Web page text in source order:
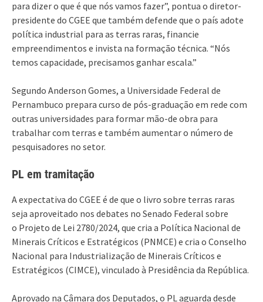
para dizer o que é que nós vamos fazer”, pontua o diretor-
presidente do CGEE que também defende que o país adote
política industrial para as terras raras, financie
empreendimentos e invista na formação técnica. “Nós
temos capacidade, precisamos ganhar escala.”
Segundo Anderson Gomes, a Universidade Federal de
Pernambuco prepara curso de pós-graduação em rede com
outras universidades para formar mão-de obra para
trabalhar com terras e também aumentar o número de
pesquisadores no setor.
PL em tramitação
A expectativa do CGEE é de que o livro sobre terras raras
seja aproveitado nos debates no Senado Federal sobre
o Projeto de Lei 2780/2024, que cria a Política Nacional de
Minerais Críticos e Estratégicos (PNMCE) e cria o Conselho
Nacional para Industrialização de Minerais Críticos e
Estratégicos (CIMCE), vinculado à Presidência da República.
Aprovado na Câmara dos Deputados, o PL aguarda desde